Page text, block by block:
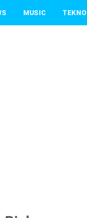
MUSIC TEKNO